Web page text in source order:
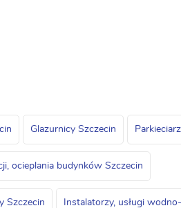
Glazurnicy Szczecin
ocieplania budynków Szczecin
Szczecin Instalatorzy, usługi